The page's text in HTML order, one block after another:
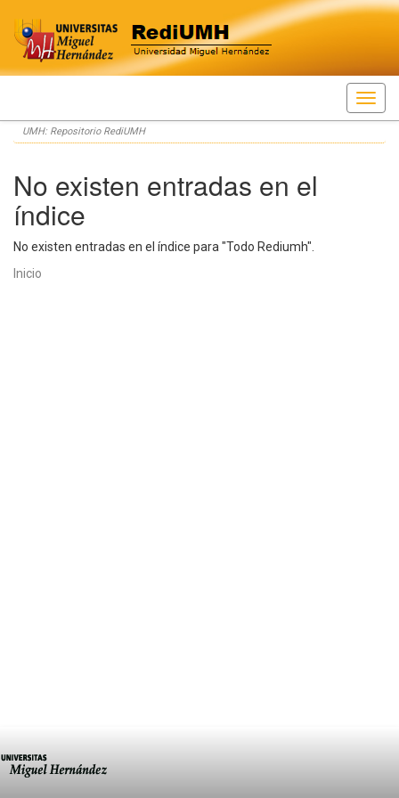
Skip
navigation
UMH: Repositorio RediUMH
No existen entradas en el
índice
No existen entradas en el índice para "Todo Rediumh".
Inicio